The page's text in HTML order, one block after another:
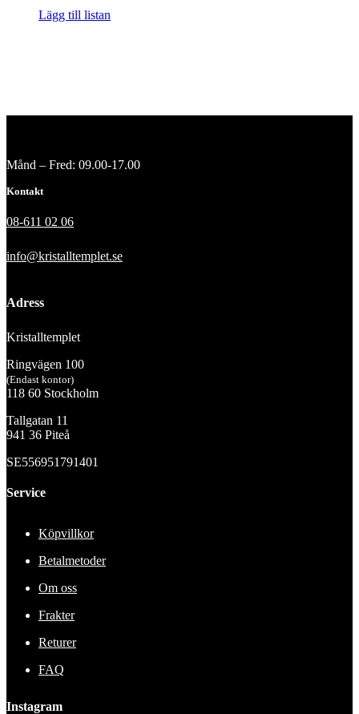
Lägg till listan
Månd – Fred: 09.00-17.00
Kontakt
08-611 02 06
info@kristalltemplet.se
Adress
Kristalltemplet
Ringvägen 100
(Endast kontor)
118 60 Stockholm
Tallgatan 11
941 36 Piteå
SE556951791401
Service
Köpvillkor
Betalmetoder
Om oss
Frakter
Returer
FAQ
Instagram